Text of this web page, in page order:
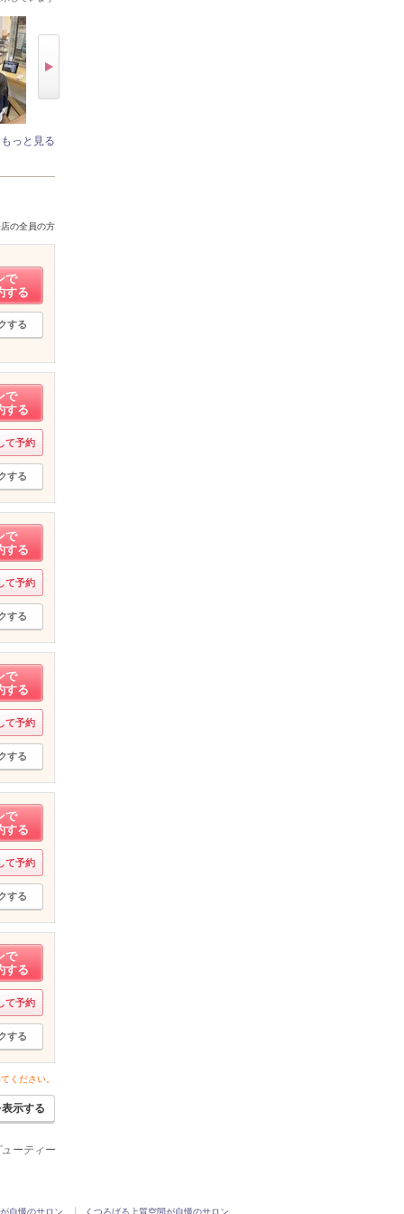
もっと見る
の全員の方
で
する
する
で
する
て予約
する
で
する
て予約
する
で
する
て予約
する
で
する
て予約
する
で
する
て予約
する
ください。
示する
ーティー
自慢のサロン くつろげる上質空間が自慢のサロン